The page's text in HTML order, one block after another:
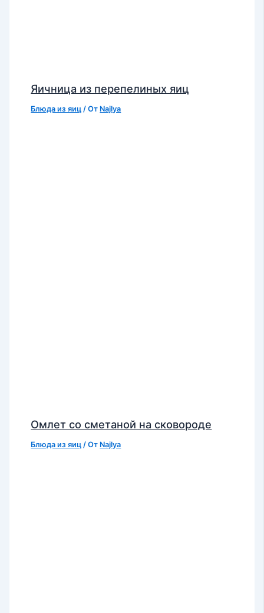
Яичница из перепелиных яиц
Блюда из яиц / От Najlya
Омлет со сметаной на сковороде
Блюда из яиц / От Najlya